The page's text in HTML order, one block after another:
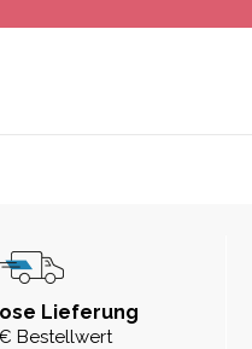
Lieferung
Bestellwert